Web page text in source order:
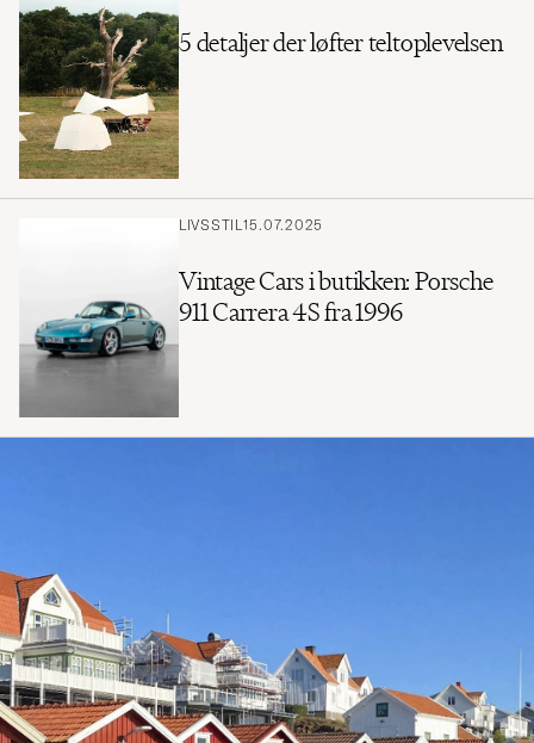
5 detaljer der løfter teltoplevelsen
LIVSSTIL15.07.2025
Vintage Cars i butikken: Porsche
911 Carrera 4S fra 1996